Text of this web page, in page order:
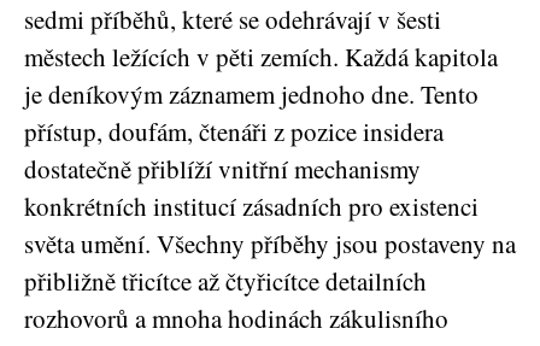
sedmi příběhů, které se odehrávají v šesti
městech ležících v pěti zemích. Každá kapitola
je deníkovým záznamem jednoho dne. Tento
přístup, doufám, čtenáři z pozice insidera
dostatečně přiblíží vnitřní mechanismy
konkrétních institucí zásadních pro existenci
světa umění. Všechny příběhy jsou postaveny na
přibližně třicítce až čtyřicítce detailních
rozhovorů a mnoha hodinách zákulisního